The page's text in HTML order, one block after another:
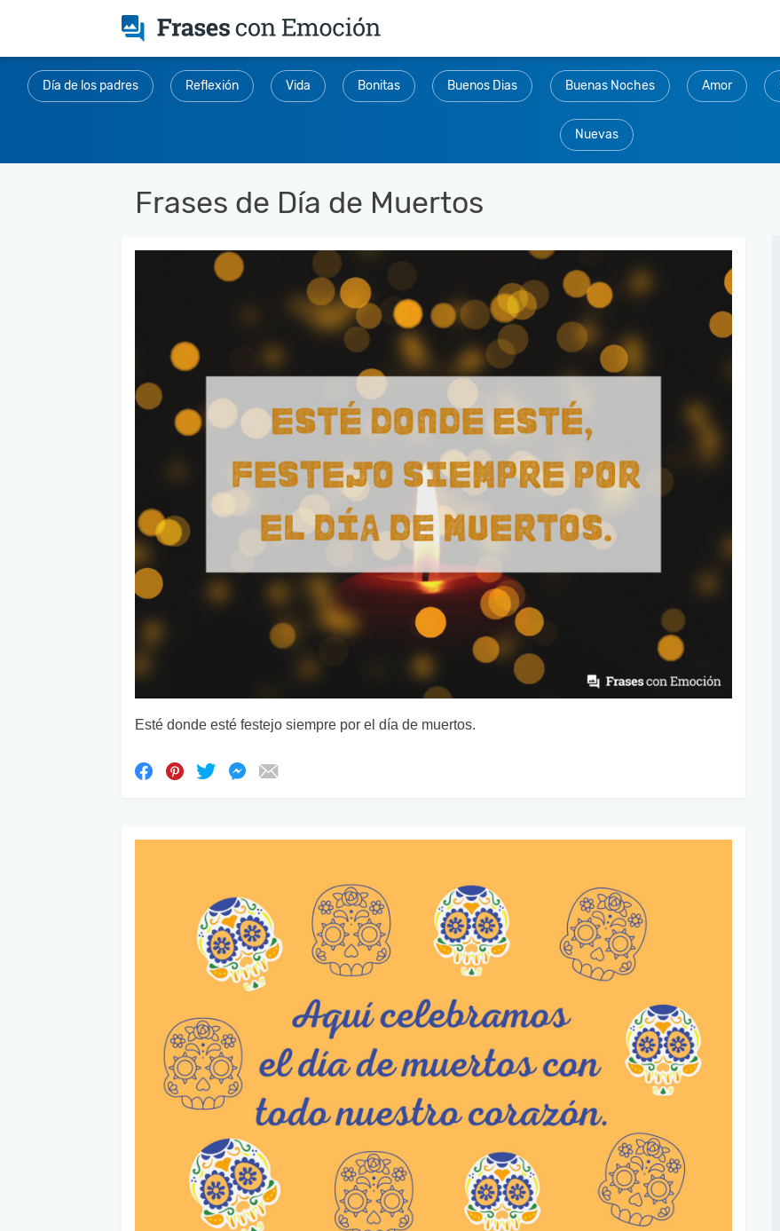
Día de los padres Reflexión Vida Bonitas Buenos Dias Buenas Noches Amor
Nuevas
Frases de Día de Muertos
Esté donde esté festejo siempre por el día de muertos.